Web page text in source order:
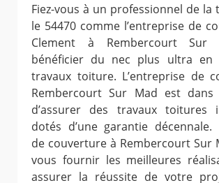
Fiez-vous à un professionnel de la
le 54470 comme l’entreprise de
Clement à Rembercourt Sur
bénéficier du nec plus ultra en
travaux toiture. L’entreprise de
Rembercourt Sur Mad est dans
d’assurer des travaux toitures
dotés d’une garantie décennale.
de couverture à Rembercourt Sur
vous fournir les meilleures
assurer la réussite de votre